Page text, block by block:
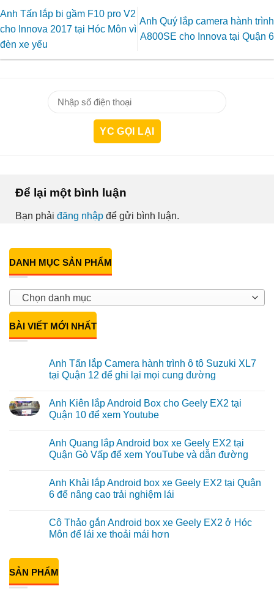
Anh Tấn lắp bi gầm F10 pro V2
cho Innova 2017 tại Hóc Môn vì
đèn xe yếu
Anh Quý lắp camera hành trình
A800SE cho Innova tại Quận 6
Để lại một bình luận
Bạn phải đăng nhập để gửi bình luận.
DANH MỤC SẢN PHẨM
Chọn danh mục
BÀI VIẾT MỚI NHẤT
Anh Tấn lắp Camera hành trình ô tô Suzuki XL7
tại Quận 12 để ghi lại mọi cung đường
bình
luận
ở
lắp
Camera
hành
tô
Suzuki
XL7
12
để
ghi
cung
đường
Anh Kiên lắp Android Box cho Geely EX2 tại
Quận 10 để xem Youtube
bình
luận
ở
lắp
Android
Box
EX2
tại
Quận
xem
Youtube
Anh Quang lắp Android box xe Geely EX2 tại
Quận Gò Vấp để xem YouTube và dẫn đường
bình
luận
ở
lắp
Android
box
EX2
tại
Gò
Anh Khải lắp Android box xe Geely EX2 tại Quận
6 để nâng cao trải nghiệm lái
bình
luận
ở
Android
xe
Cô Thảo gắn Android box xe Geely EX2 ở Hóc
Môn để lái xe thoải mái hơn
luận
Cô
SẢN PHẨM